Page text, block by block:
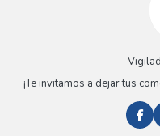
¡Te invitamos a dejar tus